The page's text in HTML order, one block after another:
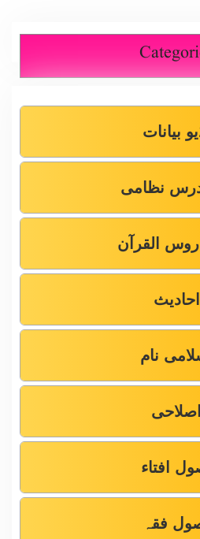
بیانات
درس نظامی
القرآن
احادیث
نام
اصلاحی
افتاء
فقہ